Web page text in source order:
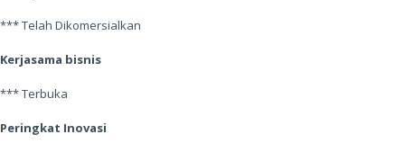
*** Telah Dikomersialkan
Kerjasama bisnis
*** Terbuka
Peringkat Inovasi